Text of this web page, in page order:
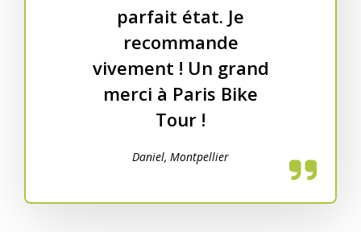
parfait état. Je
recommande
vivement ! Un grand
merci à Paris Bike
Tour !
Daniel, Montpellier